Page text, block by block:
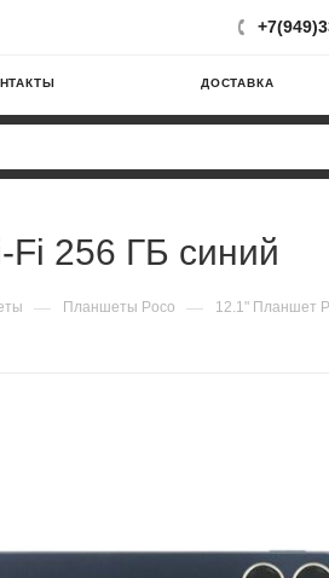
ДОСТАВКА
256 ГБ синий
— Планшеты Poco — 12.1" Планшет